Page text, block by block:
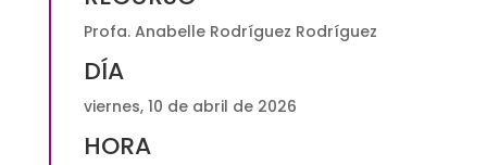
quantityProfa. Anabelle Rodríguez Rodríguez
DÍA
viernes, 10 de abril de 2026
HORA